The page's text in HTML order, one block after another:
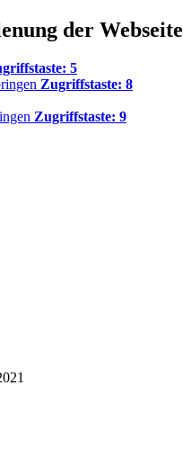
der Webseite
5
Zugriffstaste: 8
Zugriffstaste: 9